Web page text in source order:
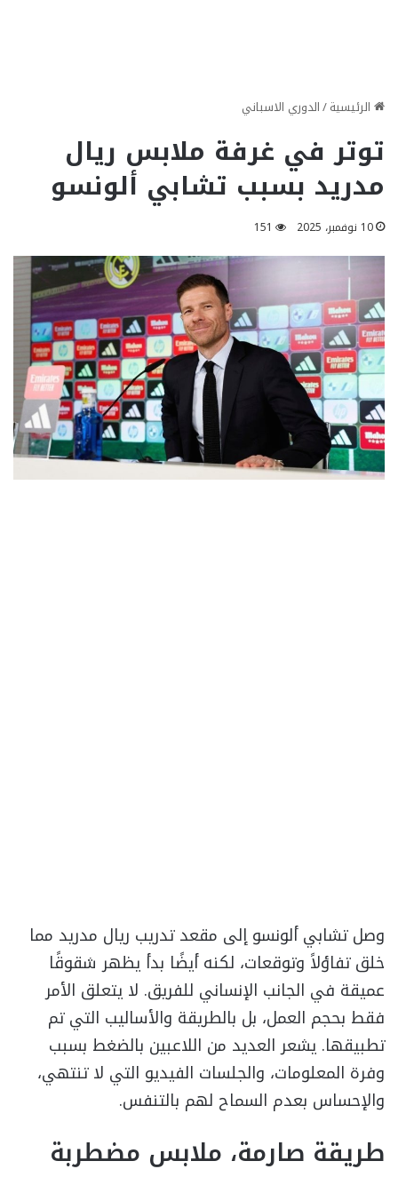
الرئيسية/الدوري الاسباني
توتر في غرفة ملابس ريال
مدريد بسبب تشابي ألونسو
10 نوفمبر، 2025 151
وصل تشابي ألونسو إلى مقعد تدريب ريال مدريد مما
خلق تفاؤلاً وتوقعات، لكنه أيضًا بدأ يظهر شقوقًا
عميقة في الجانب الإنساني للفريق. لا يتعلق الأمر
فقط بحجم العمل، بل بالطريقة والأساليب التي تم
تطبيقها. يشعر العديد من اللاعبين بالضغط بسبب
وفرة المعلومات، والجلسات الفيديو التي لا تنتهي،
والإحساس بعدم السماح لهم بالتنفس.
طريقة صارمة، ملابس مضطربة